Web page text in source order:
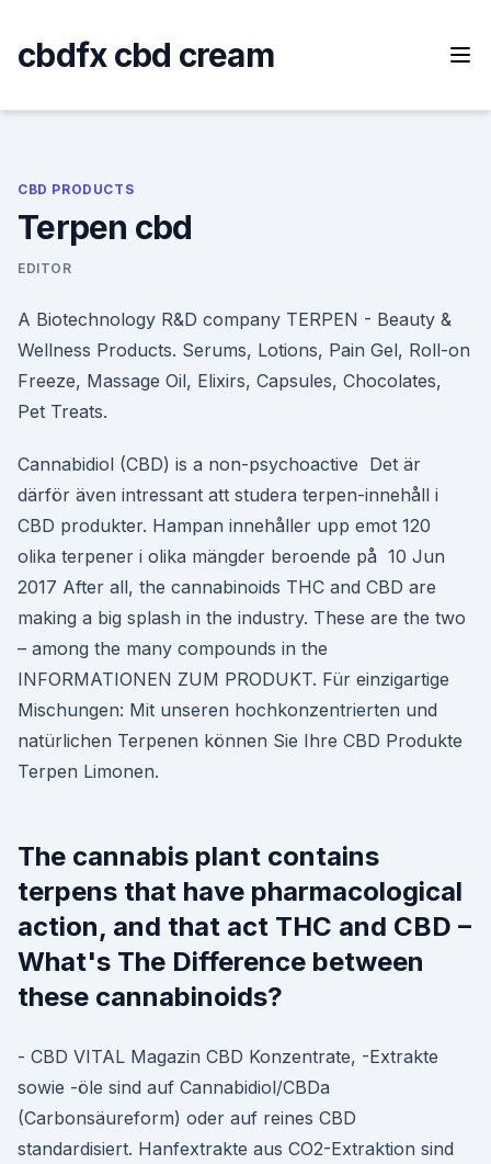
content
cbdfx cbd cream
CBD PRODUCTS
Terpen cbd
EDITOR
A Biotechnology R&D company TERPEN - Beauty &
Wellness Products. Serums, Lotions, Pain Gel, Roll-on
Freeze, Massage Oil, Elixirs, Capsules, Chocolates,
Pet Treats.
Cannabidiol (CBD) is a non-psychoactive Det är
därför även intressant att studera terpen-innehåll i
CBD produkter. Hampan innehåller upp emot 120
olika terpener i olika mängder beroende på 10 Jun
2017 After all, the cannabinoids THC and CBD are
making a big splash in the industry. These are the two
– among the many compounds in the
INFORMATIONEN ZUM PRODUKT. Für einzigartige
Mischungen: Mit unseren hochkonzentrierten und
natürlichen Terpenen können Sie Ihre CBD Produkte
Terpen Limonen.
The cannabis plant contains
terpens that have pharmacological
action, and that act THC and CBD –
What's The Difference between
these cannabinoids?
- CBD VITAL Magazin CBD Konzentrate, -Extrakte
sowie -öle sind auf Cannabidiol/CBDa
(Carbonsäureform) oder auf reines CBD
standardisiert. Hanfextrakte aus CO2-Extraktion sind